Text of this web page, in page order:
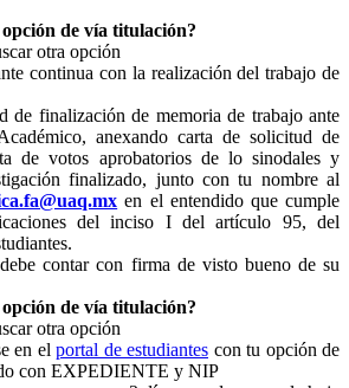
de vía titulación?
otra opción
continua con la realización del trabajo de
de finalización de memoria de trabajo ante
anexando carta de solicitud de
de votos aprobatorios de lo sinodales y
finalizado, junto con tu nombre al
en el entendido que cumple
del inciso I del artículo 95, del
contar con firma de visto bueno de su
de vía titulación?
otra opción
en el portal de estudiantes con tu opción de
con EXPEDIENTE y NIP